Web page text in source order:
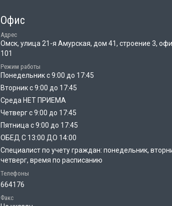
Офис
Адрес
Омск, улица 21-я Амурская, дом 41, строение 3,
101
Режим работы
Понедельник с 9:00 до 17:45
Вторник с 9:00 до 17:45
Среда НЕТ ПРИЕМА
Четверг с 9:00 до 17:45
Пятница с 9:00 до 17:45
ОБЕД С 13:00 ДО 14:00
Специалист по учету граждан: понедельник,
четверг, время по расписанию
Телефоны
664176
Факс